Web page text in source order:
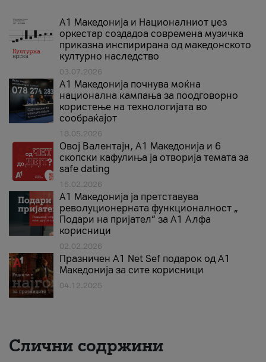
А1 Македонија и Националниот џез
оркестар создадоа современа музичка
приказна инспирирана од македонското
културно наследство
03.07.2026
A1 Македонија почнува моќна
национална кампања за поодговорно
користење на технологијата во
сообраќајот
18.05.2026
Овој Валентајн, A1 Македонија и 6
скопски кафулиња ја отворија темата за
safe dating
16.02.2026
А1 Македонија ја претставува
револуционерната функционалност „
Подари на пријател“ за А1 Алфа
корисници
02.02.2026
Празничен A1 Net Sеf подарок од А1
Македонија за сите корисници
04.12.2025
Слични содржини